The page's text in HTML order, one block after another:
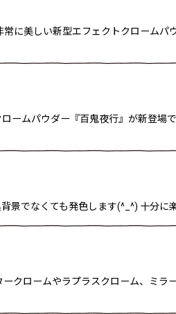
に美しい新型エフェクトクローム
ームパウダー『百鬼夜行』が新登
景でなくても発色します(^_^) 十分
クロームやラプラスクローム、ミ